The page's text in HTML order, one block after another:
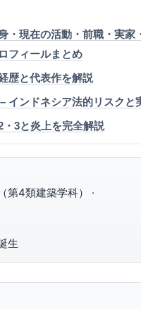
・現在の活動・前職・実家
フィールまとめ
歴と代表作を解説
インドネシア法的リスクと
3と炎上を完全解説
第4類建築学科） ·
生